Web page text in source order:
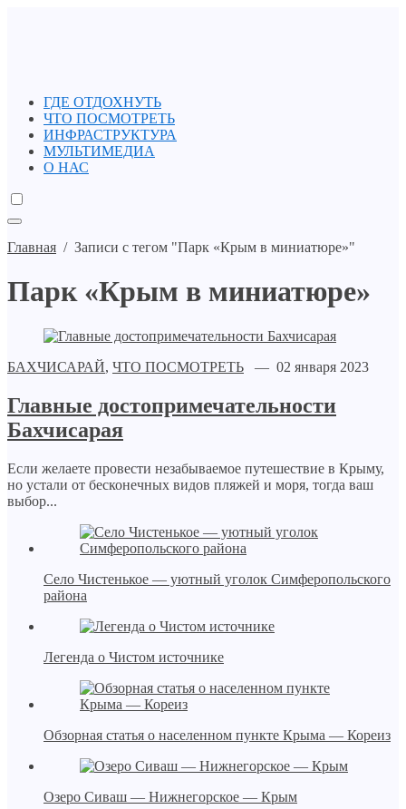
ГДЕ ОТДОХНУТЬ
ЧТО ПОСМОТРЕТЬ
ИНФРАСТРУКТУРА
МУЛЬТИМЕДИА
О НАС
Главная / Записи с тегом "Парк «Крым в миниатюре»"
Парк «Крым в миниатюре»
БАХЧИСАРАЙ, ЧТО ПОСМОТРЕТЬ — 02 января 2023
Главные достопримечательности
Бахчисарая
Если желаете провести незабываемое путешествие в Крыму,
но устали от бесконечных видов пляжей и моря, тогда ваш
выбор...
Село Чистенькое — уютный уголок Симферопольского
района
Легенда о Чистом источнике
Обзорная статья о населенном пункте Крыма — Кореиз
Озеро Сиваш — Нижнегорское — Крым